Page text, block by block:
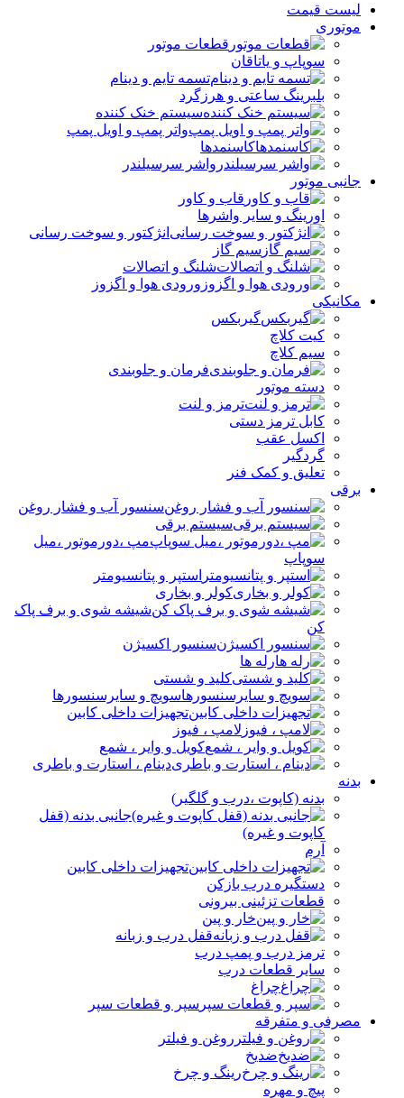
لیست قیمت
موتوری
قطعات موتور
سوپاپ و یاتاقان
تسمه تایم و دینام
بلبرینگ ساعتی و هرزگرد
سیستم خنک کننده
واتر پمپ و اویل پمپ
کاسنمدها
واشر سرسیلندر
جانبی موتور
قاب و کاور
اورینگ و سایر واشرها
انژکتور و سوخت رسانی
سیم گاز
شلنگ و اتصالات
ورودی هوا و اگزوز
مکانیکی
گیربکس
کیت کلاچ
سیم کلاچ
فرمان و جلوبندی
دسته موتور
ترمز و لنت
کابل ترمز دستی
اکسل عقب
گردگیر
تعلیق و کمک فنر
برقی
سنسور آب و فشار روغن
سیستم برقی
مپ ،دورموتور ،میل
سوپاپ
استپر و پتانسیومتر
کولر و بخاری
شیشه شوی و برف پاک
کن
سنسور اکسیژن
رله ها
کلید و شستی
سویچ و سایرسنسورها
تجهیزات داخلی کابین
لامپ ، فیوز
کویل و وایر ، شمع
دینام ، استارت و باطری
بدنه
بدنه (کاپوت ،درب و گلگیر)
جانبی بدنه (قفل
کاپوت و غیره)
آرم
تجهیزات داخلی کابین
دستگیره درب بازکن
قطعات تزئینی بیرونی
خار و پین
قفل درب و زبانه
ترمز درب و پمپ درب
سایر قطعات درب
چراغ
سپر و قطعات سپر
مصرفی و متفرقه
روغن و فیلتر
ضدیخ
رینگ و چرخ
پیچ و مهره